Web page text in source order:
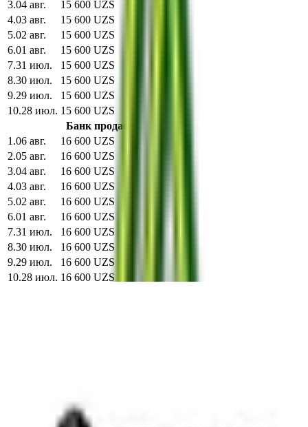
3.04 авг.
15 600 UZS
4.03 авг.
15 600 UZS
5.02 авг.
15 600 UZS
6.01 авг.
15 600 UZS
7.31 июл.
15 600 UZS
8.30 июл.
15 600 UZS
9.29 июл.
15 600 UZS
10.28 июл. 15 600 UZS
Банк продает
1 .06 авг.
16 600 UZS
2.05 авг.
16 600 UZS
3.04 авг.
16 600 UZS
4.03 авг.
16 600 UZS
5.02 авг.
16 600 UZS
6.01 авг.
16 600 UZS
7.31 июл.
16 600 UZS
8.30 июл.
16 600 UZS
9.29 июл.
16 600 UZS
10.28 июл. 16 600 UZS
Фунт стеpлингов